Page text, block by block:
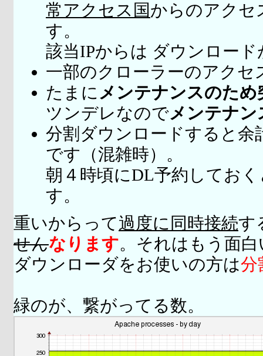
常アクセス国からのアクセ
す。
該当IPからは ダウンロー
一部のクローラーのアクセ
たまに メンテナンスのため
ツンデレなのでメンテナ
分割ダウンロードすると余
です（混雑時）。
朝４時頃にDL予約してお
す。
重いからって過度に同時接続す
せんなります。それはもう面
ダウンローダをお使いの方は分
緑のが、繋がってる数。